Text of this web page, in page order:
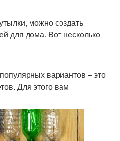
можно создать
для дома. Вот несколько
вариантов – это
Для этого вам